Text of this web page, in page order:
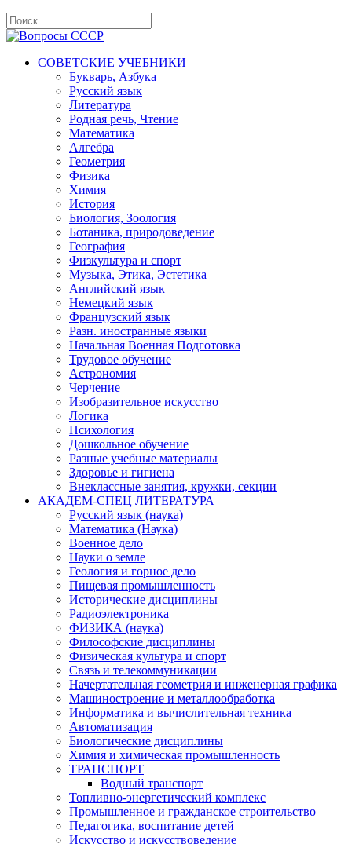
СОВЕТСКИЕ УЧЕБНИКИ
Букварь, Азбука
Русский язык
Литература
Родная речь, Чтение
Математика
Алгебра
Геометрия
Физика
Химия
История
Биология, Зоология
Ботаника, природоведение
География
Физкультура и спорт
Музыка, Этика, Эстетика
Английский язык
Немецкий язык
Французский язык
Разн. иностранные языки
Начальная Военная Подготовка
Трудовое обучение
Астрономия
Черчение
Изобразительное искусство
Логика
Психология
Дошкольное обучение
Разные учебные материалы
Здоровье и гигиена
Внеклассные занятия, кружки, секции
АКАДЕМ-СПЕЦ ЛИТЕРАТУРА
Русский язык (наука)
Математика (Наука)
Военное дело
Науки о земле
Геология и горное дело
Пищевая промышленность
Исторические дисциплины
Радиоэлектроника
ФИЗИКА (наука)
Философские дисциплины
Физическая культура и спорт
Связь и телекоммуникации
Начертательная геометрия и инженерная графика
Машиностроение и металлообработка
Информатика и вычислительная техника
Автоматизация
Биологические дисциплины
Химия и химическая промышленность
ТРАНСПОРТ
Водный транспорт
Топливно-энергетический комплекс
Промышленное и гражданское строительство
Педагогика, воспитание детей
Искусство и искусствоведение